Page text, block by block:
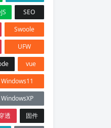
SEO
Swoole
UFW
vue
Windows11
WindowsXP
透
固件